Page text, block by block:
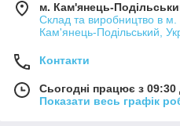
м. Кам'янець-
Склад та виробництво в
Кам'янець-Подільський,
Контакти
Сьогодні працює з 09:30
Показати весь графік